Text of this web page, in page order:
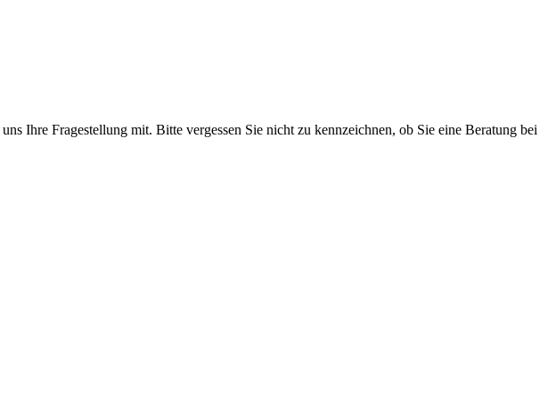
Ihre Fragestellung mit. Bitte vergessen Sie nicht zu kennzeichnen, ob Sie eine Beratung bei